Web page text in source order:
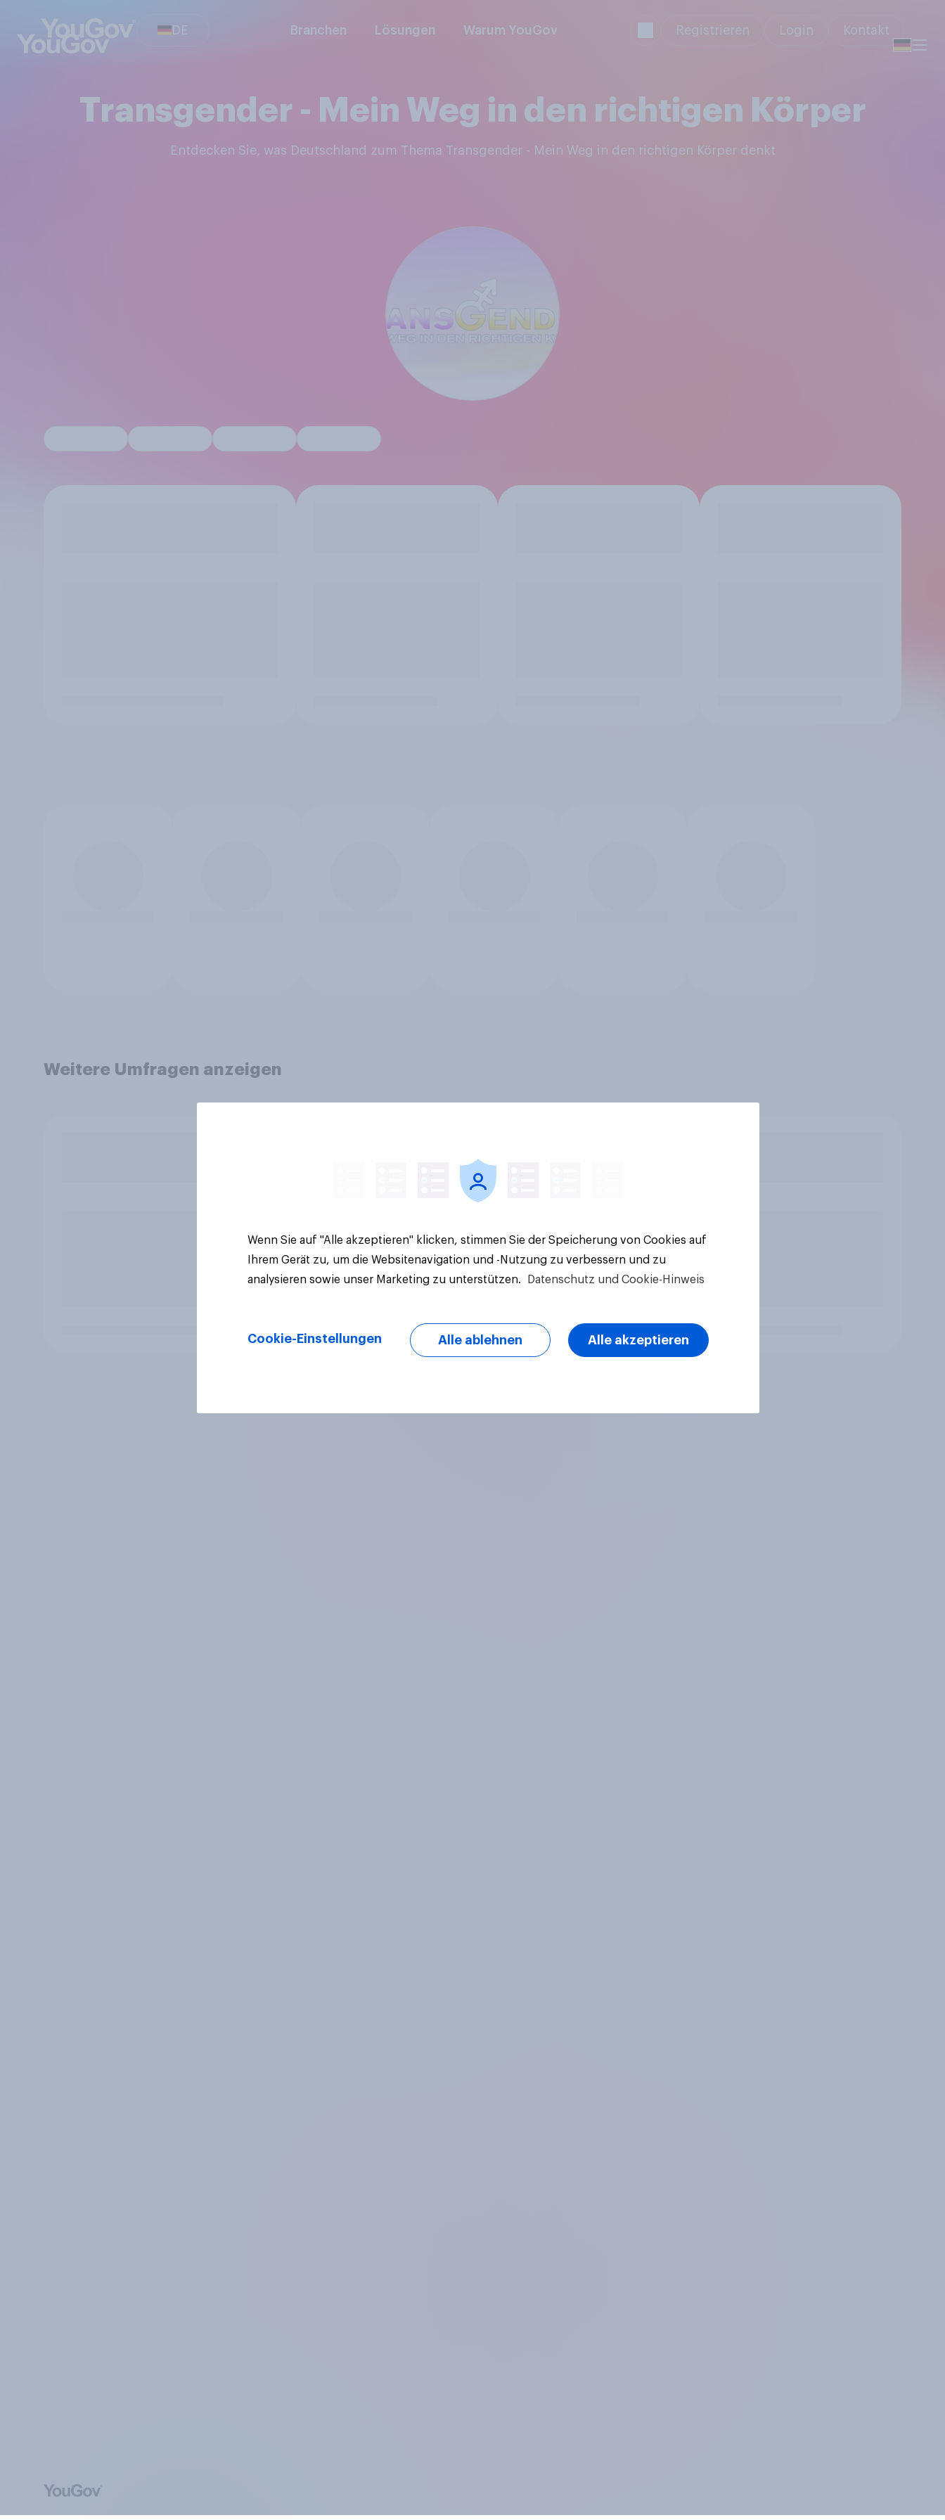
DE Branchen Lösungen Warum YouGov Registrieren Login Kontakt
Transgender - Mein Weg in den richtigen Körper
Entdecken Sie, was Deutschland zum Thema Transgender - Mein Weg in den richtigen Körper denkt
Weitere Umfragen anzeigen
Wenn Sie auf "Alle akzeptieren" klicken, stimmen Sie der Speicherung von Cookies auf
Ihrem Gerät zu, um die Websitenavigation und -Nutzung zu verbessern und zu
analysieren sowie unser Marketing zu unterstützen.
Datenschutz und Cookie-Hinweis
Cookie-Einstellungen Alle ablehnen Alle akzeptieren